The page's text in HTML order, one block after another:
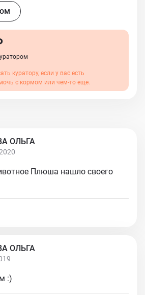
куратору, если у вас есть
с кормом или чем-то еще.
ОЛЬГА
Плюша нашло своего
ОЛЬГА
:)